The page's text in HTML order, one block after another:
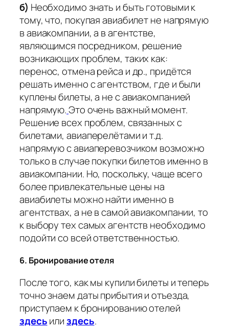
б) Необходимо знать и быть готовыми к
тому, что, покупая авиабилет не напрямую
в авиакомпании, а в агентстве,
являющимся посредником, решение
возникающих проблем, таких как:
перенос, отмена рейса и др., придётся
решать именно с агентством, где и были
куплены билеты, а не с авиакомпанией
напрямую.Это очень важный момент.
Решение всех проблем, связанных с
билетами, авиаперелётами и т.д.
напрямую с авиаперевозчиком возможно
только в случае покупки билетов именно в
авиакомпании. Но, поскольку, чаще всего
более привлекательные цены на
авиабилеты можно найти именно в
агентствах, а не в самой авиакомпании, то
к выбору тех самых агентств необходимо
подойти со всей ответственностью.
6. Бронирование отеля
После того, как мы купили билеты и теперь
точно знаем даты прибытия и отъезда,
приступаем к бронированию отелей
здесьилиздесь.